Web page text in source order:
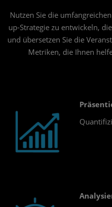
Nutzen Sie die
up-Strategie zu entwickeln,
und übersetzen Sie die
Metriken, die Ihnen